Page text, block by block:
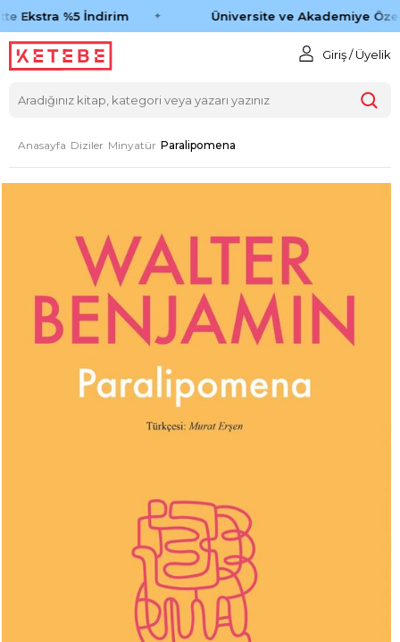
Ekstra %5 İndirim Üniversite ve Akademiye
Giriş / Üyelik
Anasayfa Diziler Minyatür Paralipomena